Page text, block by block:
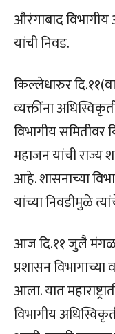
औरंगाबाद
यांची निवड.
किल्लेधारुर
व्यक्तींना
विभागीय समितीवर
महाजन यांची राज्य
आहे. शासनाच्या
यांच्या निवडीमुळे
आज दि.११ जुलै
प्रशासन
आला. यात
विभागीय